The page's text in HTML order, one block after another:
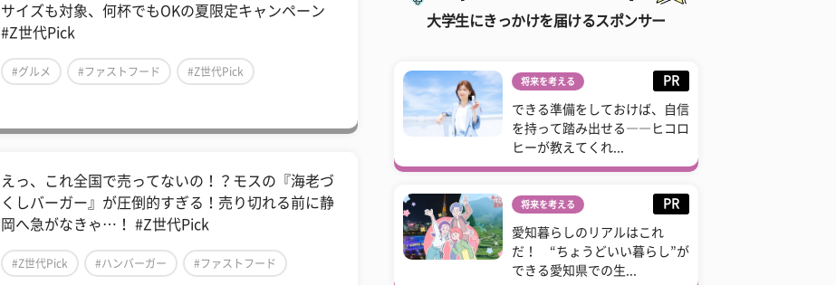
サイズも対象、何杯でもOKの夏限定キャンペーン
#Z世代Pick
#グルメ #ファストフード #Z世代Pick
えっ、これ全国で売ってないの！？モスの『海老づ
くしバーガー』が圧倒的すぎる！売り切れる前に静
岡へ急がなきゃ…！ #Z世代Pick
#Z世代Pick #ハンバーガー #ファストフード
大学生にきっかけを届けるスポンサー
将来を考える PR
できる準備をしておけば、自信
を持って踏み出せる――ヒコロ
ヒーが教えてくれ...
将来を考える PR
愛知暮らしのリアルはこれ
だ！ “ちょうどいい暮らし”が
できる愛知県での生...